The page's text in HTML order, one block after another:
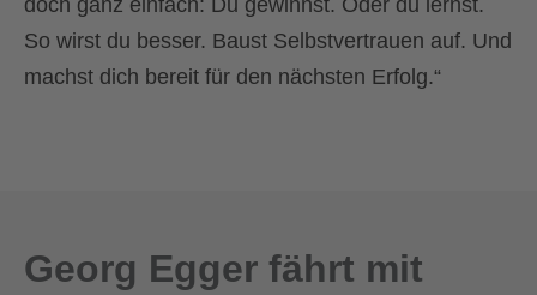
So wirst du besser. Baust Selbstvertrauen auf. Und
machst dich bereit für den nächsten Erfolg.“
Georg Egger fährt mit